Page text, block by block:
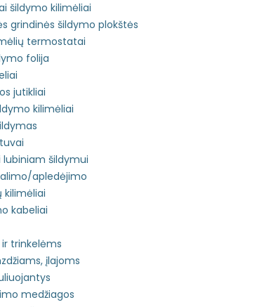
šildymo kilimėliai
grindinės šildymo plokštės
termostatai
folija
jutikliai
kilimėliai
šildymui
apledėjimo
kilimėliai
kabeliai
trinkelėms
įlajoms
medžiagos